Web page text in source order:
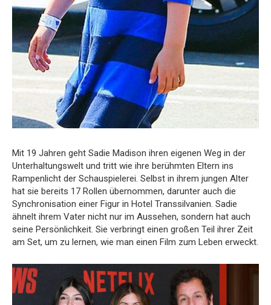
Mit 19 Jahren geht Sadie Madison ihren eigenen Weg in der
Unterhaltungswelt und tritt wie ihre berühmten Eltern ins
Rampenlicht der Schauspielerei. Selbst in ihrem jungen Alter
hat sie bereits 17 Rollen übernommen, darunter auch die
Synchronisation einer Figur in Hotel Transsilvanien. Sadie
ähnelt ihrem Vater nicht nur im Aussehen, sondern hat auch
seine Persönlichkeit. Sie verbringt einen großen Teil ihrer Zeit
am Set, um zu lernen, wie man einen Film zum Leben erweckt.